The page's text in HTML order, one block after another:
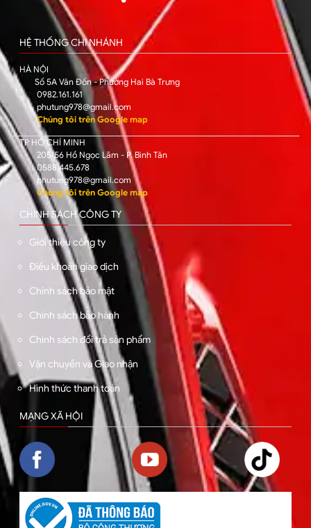
HỆ THỐNG CHI NHÁNH
HÀ NỘI
Số 5A Vân Đồn - Phường Hai Bà Trưng
0982.161.161
phutung978@gmail.com
Chúng tôi trên Google map
TP HỒ CHÍ MINH
205/56 Hồ Ngọc Lãm - P. Bình Tân
0588.445.678
phutung978@gmail.com
Chúng tôi trên Google map
CHÍNH SÁCH CÔNG TY
Giới thiệu công ty
Điều khoản giao dịch
Chính sách bảo mật
Chính sách bảo hành
Chính sách đổi trả sản phẩm
Vận chuyển và Giao nhận
Hình thức thanh toán
MẠNG XÃ HỘI